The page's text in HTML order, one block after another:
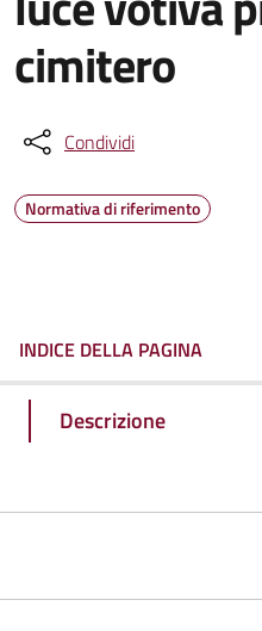
cimitero
Condividi
Normativa di riferimento
INDICE DELLA PAGINA
Descrizione